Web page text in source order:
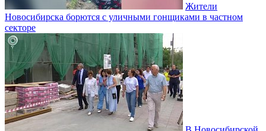
Жители
Новосибирска борются с уличными гонщиками в частном
секторе